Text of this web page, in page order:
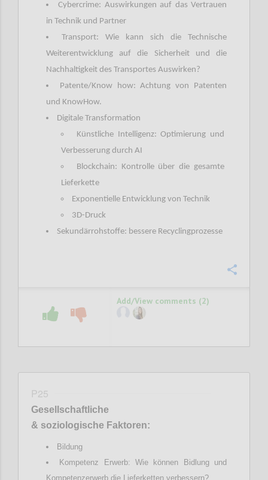
Cybercrime: Auswirkungen auf das Vertrauen
in Technik und Partner
Transport: Wie kann sich die Technische
Weiterentwicklung auf die Sicherheit und die
Nachhaltigkeit des Transportes Auswirken?
Patente/Know how: Achtung von Patenten
und KnowHow.
Digitale Transformation
Künstliche Intelligenz: Optimierung und
Verbesserung durch AI
Blockchain: Kontrolle über die gesamte
Lieferkette
Exponentielle Entwicklung von Technik
3D-Druck
Sekundärrohstoffe: bessere Recyclingprozesse
Add/View comments (2)
P25
Gesellschaftliche
& soziologische Faktoren:
Bildung
Kompetenz Erwerb: Wie können Bidlung und
Kompetenzerwerb die Lieferketten verbessern?